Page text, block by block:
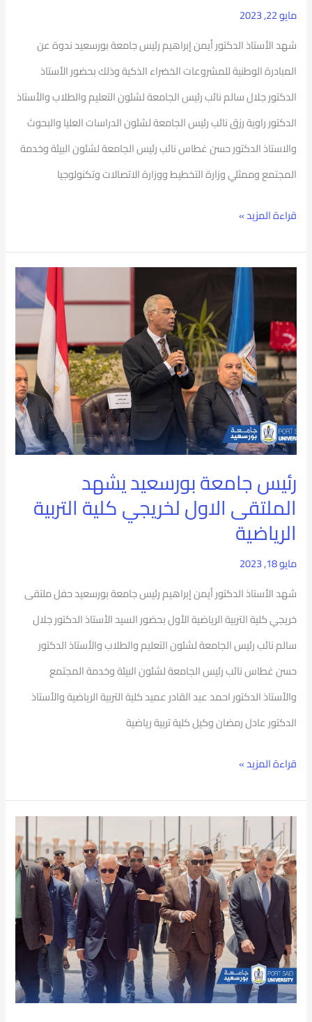
مايو 22, 2023
شهد الأستاذ الدكتور أيمن إبراهيم رئيس جامعة بورسعيد ندوة عن
المبادرة الوطنية للمشروعات الخضراء الذكية وذلك بحضور الأستاذ
الدكتور جلال سالم نائب رئيس الجامعة لشئون التعليم والطلاب والأستاذ
الدكتور راوية رزق نائب رئيس الجامعة لشئون الدراسات العليا والبحوث
والاستاذ الدكتور حسن غطاس نائب رئيس الجامعة لشئون البيئة وخدمة
المجتمع وممثلي وزارة التخطيط ووزارة الاتصالات وتكنولوجيا
قراءة المزيد »
رئيس جامعة بورسعيد يشهد
الملتقى الاول لخريجي كلية التربية
الرياضية
مايو 18, 2023
شهد الأستاذ الدكتور أيمن إبراهيم رئيس جامعة بورسعيد حفل ملتقى
خريجي كلية التربية الرياضية الأول بحضور السيد الأستاذ الدكتور جلال
سالم نائب رئيس الجامعة لشئون التعليم والطلاب والأستاذ الدكتور
حسن غطاس نائب رئيس الجامعة لشئون البيئة وخدمة المجتمع
والأستاذ الدكتور احمد عبد القادر عميد كلية التربية الرياضية والأستاذ
الدكتور عادل رمضان وكيل كلية تربية رياضية
بورسعيد
يشهد
الملتقى
الاول
لخريجي
كلية
التربية
الرياضية
قراءة المزيد »
رئيس
جامعة
بورسعيد
يتفقد
جامعة
شرق
بورسعيد
الأهلية